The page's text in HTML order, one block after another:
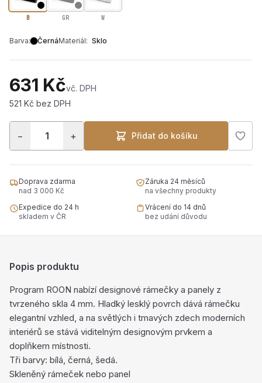
B GR W
Barva: ČernáMateriál: Sklo
631 Kčvč. DPH
521 Kč bez DPH
− + Přidat do košíku
Doprava zdarma
nad 3 000 Kč
Záruka 24 měsíců
na všechny produkty
Expedice do 24 h
skladem v ČR
Vrácení do 14 dnů
bez udání důvodu
Popis produktu
Program ROON nabízí designové rámečky a panely z
tvrzeného skla 4 mm. Hladký lesklý povrch dává rámečku
elegantní vzhled, a na světlých i tmavých zdech moderních
interiérů se stává viditelným designovým prvkem a
doplňkem místnosti.
Tři barvy: bílá, černá, šedá.
Skleněný rámeček nebo panel